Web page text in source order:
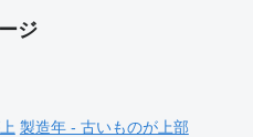
ジ
製造年 - 古いものが上部